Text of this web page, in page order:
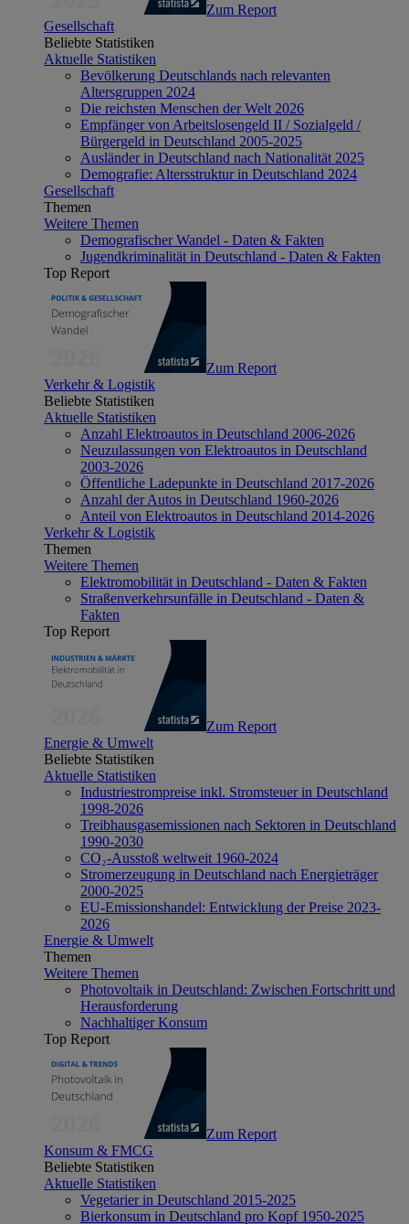
Zum Report
Gesellschaft
Beliebte Statistiken
Aktuelle Statistiken
Bevölkerung Deutschlands nach relevanten
Altersgruppen 2024
Die reichsten Menschen der Welt 2026
Empfänger von Arbeitslosengeld II / Sozialgeld /
Bürgergeld in Deutschland 2005-2025
Ausländer in Deutschland nach Nationalität 2025
Demografie: Altersstruktur in Deutschland 2024
Gesellschaft
Themen
Weitere Themen
Demografischer Wandel - Daten & Fakten
Jugendkriminalität in Deutschland - Daten & Fakten
Top Report
Zum Report
Verkehr & Logistik
Beliebte Statistiken
Aktuelle Statistiken
Anzahl Elektroautos in Deutschland 2006-2026
Neuzulassungen von Elektroautos in Deutschland
2003-2026
Öffentliche Ladepunkte in Deutschland 2017-2026
Anzahl der Autos in Deutschland 1960-2026
Anteil von Elektroautos in Deutschland 2014-2026
Verkehr & Logistik
Themen
Weitere Themen
Elektromobilität in Deutschland - Daten & Fakten
Straßenverkehrsunfälle in Deutschland - Daten &
Fakten
Top Report
Zum Report
Energie & Umwelt
Beliebte Statistiken
Aktuelle Statistiken
Industriestrompreise inkl. Stromsteuer in Deutschland
1998-2026
Treibhausgasemissionen nach Sektoren in Deutschland
1990-2030
CO₂-Ausstoß weltweit 1960-2024
Stromerzeugung in Deutschland nach Energieträger
2000-2025
EU-Emissionshandel: Entwicklung der Preise 2023-
2026
Energie & Umwelt
Themen
Weitere Themen
Photovoltaik in Deutschland: Zwischen Fortschritt und
Herausforderung
Nachhaltiger Konsum
Top Report
Zum Report
Konsum & FMCG
Beliebte Statistiken
Aktuelle Statistiken
Vegetarier in Deutschland 2015-2025
Bierkonsum in Deutschland pro Kopf 1950-2025